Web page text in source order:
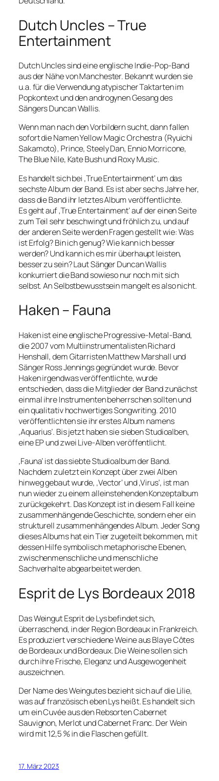
Dutch Uncles – True
Entertainment
Dutch Uncles sind eine englische Indie-Pop-Band
aus der Nähe von Manchester. Bekannt wurden sie
u.a. für die Verwendung atypischer Taktarten im
Popkontext und den androgynen Gesang des
Sängers Duncan Wallis.
Wenn man nach den Vorbildern sucht, dann fallen
sofort die Namen Yellow Magic Orchestra (Ryuichi
Sakamoto), Prince, Steely Dan, Ennio Morricone,
The Blue Nile, Kate Bush und Roxy Music.
Es handelt sich bei ‚True Entertainment‘ um das
sechste Album der Band. Es ist aber sechs Jahre her,
dass die Band ihr letztes Album veröffentlichte.
Es geht auf ‚True Entertainment‘ auf der einen Seite
zum Teil sehr beschwingt und fröhlich zu, und auf
der anderen Seite werden Fragen gestellt wie: Was
ist Erfolg? Bin ich genug? Wie kann ich besser
werden? Und kann ich es mir überhaupt leisten,
besser zu sein? Laut Sänger Duncan Wallis
konkurriert die Band sowieso nur noch mit sich
selbst. An Selbstbewusstsein mangelt es also nicht.
Haken – Fauna
Haken ist eine englische Progressive-Metal-Band,
die 2007 vom Multiinstrumentalisten Richard
Henshall, dem Gitarristen Matthew Marshall und
Sänger Ross Jennings gegründet wurde. Bevor
Haken irgendwas veröffentlichte, wurde
entschieden, dass die Mitglieder der Band zunächst
einmal ihre Instrumenten beherrschen sollten und
ein qualitativ hochwertiges Songwriting. 2010
veröffentlichten sie ihr erstes Album namens
‚Aquarius‘. Bis jetzt haben sie sieben Studioalben,
eine EP und zwei Live-Alben veröffentlicht.
‚Fauna‘ ist das siebte Studioalbum der Band.
Nachdem zuletzt ein Konzept über zwei Alben
hinweg gebaut wurde, ‚Vector‘ und ‚Virus‘, ist man
nun wieder zu einem alleinstehenden Konzeptalbum
zurückgekehrt. Das Konzept ist in diesem Fall keine
zusammenhängende Geschichte, sondern eher ein
strukturell zusammenhängendes Album. Jeder Song
dieses Albums hat ein Tier zugeteilt bekommen, mit
dessen Hilfe symbolisch metaphorische Ebenen,
zwischenmenschliche und menschliche
Sachverhalte abgearbeitet werden.
Esprit de Lys Bordeaux 2018
Das Weingut Esprit de Lys befindet sich,
überraschend, in der Region Bordeaux in Frankreich.
Es produziert verschiedene Weine aus Blaye Côtes
de Bordeaux und Bordeaux. Die Weine sollen sich
durch ihre Frische, Eleganz und Ausgewogenheit
auszeichnen.
Der Name des Weingutes bezieht sich auf die Lilie,
was auf französisch eben Lys heißt. Es handelt sich
um ein Cuvée aus den Rebsorten Cabernet
Sauvignon, Merlot und Cabernet Franc. Der Wein
wird mit 12,5 % in die Flaschen gefüllt.
17. März 2023